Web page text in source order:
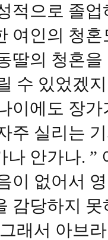
적으로 졸
여인의 청
딸의 청혼
수 있었겠
이에도 장
주 실리는
나 안가나. ”
이 없어서
감당하지
래서 아브